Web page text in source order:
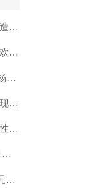
蒋梦婕亮相中法电影人交流酒会 百变造型尽显多
新音乐榜2023原创嘉年华 平安获最受欢迎男歌手
荣耀正式官宣荣耀90系列全球代言人杨洋，在光影中
易梦玲作为品牌挚友出席活动 活动展现独特时尚
演员黄璐受邀出席戛纳电影节 红毯随性造型尽显
野兽派携手苏翊鸣，这个520情人节有点酷
洛天依空降美依礼芽B站直播间 二次元双顶流梦幻